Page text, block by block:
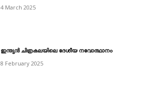
4 March 2025
ഇന്ത്യൻ ചിത്രകലയിലെ ദേശീയ നവോത്ഥാനം
8 February 2025